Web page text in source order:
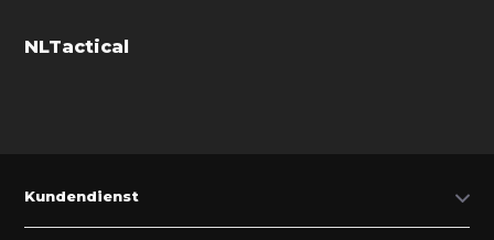
NLTactical
Kundendienst